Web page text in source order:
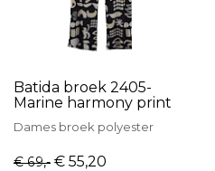
Batida broek 2405-
Marine harmony print
Dames broek polyester
€ 69,- € 55,20